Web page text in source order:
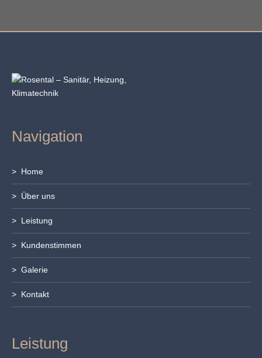
Navigation
> Home
> Über uns
> Leistung
> Kundenstimmen
> Galerie
> Kontakt
Leistung